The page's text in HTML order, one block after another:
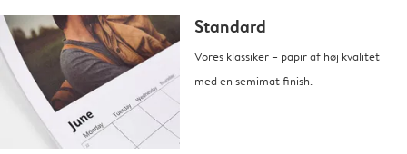
Standard
Vores klassiker – papir af høj kvalitet
med en semimat finish.